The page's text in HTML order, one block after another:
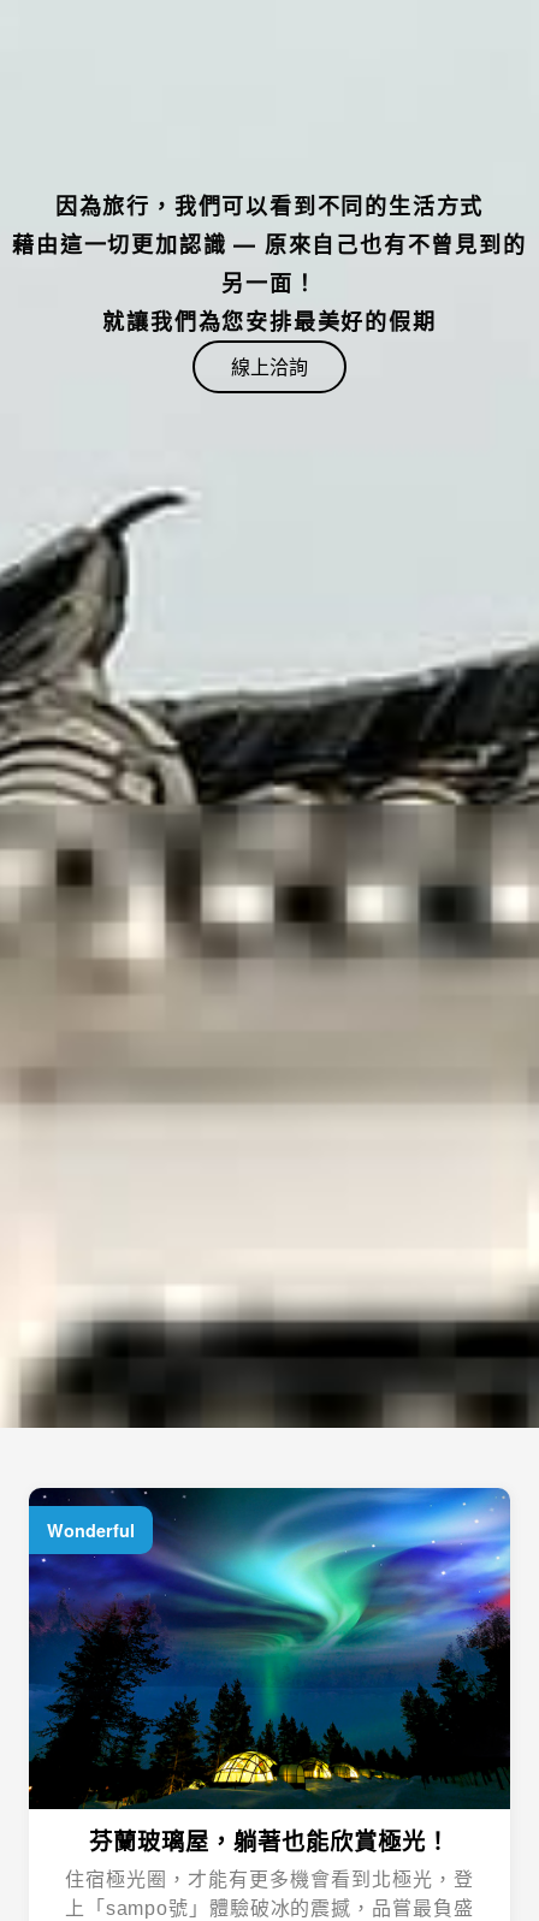
因為旅行，我們可以看到不同的生活方式
藉由這一切更加認識 — 原來自己也有不曾見到的
另一面！
就讓我們為您安排最美好的假期
線上洽詢
芬蘭玻璃屋，躺著也能欣賞極光！
Wonderful
住宿極光圈，才能有更多機會看到北極光，登
上「sampo號」體驗破冰的震撼，品嘗最負盛